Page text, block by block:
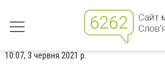
10:07, 3 червня 2021 р.